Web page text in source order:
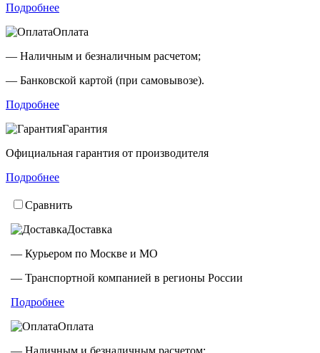
Подробнее
Оплата
— Наличным и безналичным расчетом;
— Банковской картой (при самовывозе).
Подробнее
Гарантия
Официальная гарантия от производителя
Подробнее
Сравнить
Доставка
— Курьером по Москве и МО
— Транспортной компанией в регионы России
Подробнее
Оплата
— Наличным и безналичным расчетом;